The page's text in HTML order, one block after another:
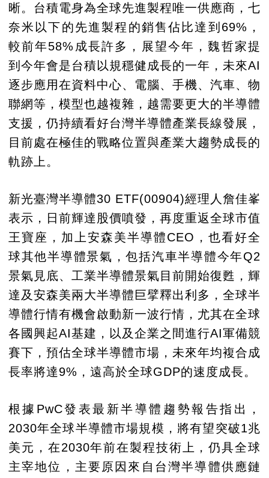
晰。台積電身為全球先進製程唯一供應商，七
奈米以下的先進製程的銷售佔比達到69%，
較前年58%成長許多，展望今年，魏哲家提
到今年會是台積以規穩健成長的一年，未來AI
逐步應用在資料中心、電腦、手機、汽車、物
聯網等，模型也越複雜，越需要更大的半導體
支援，仍持續看好台灣半導體產業長線發展，
目前處在極佳的戰略位置與產業大趨勢成長的
軌跡上。
新光臺灣半導體30 ETF(00904)經理人詹佳峯
表示，日前輝達股價噴發，再度重返全球市值
王寶座，加上安森美半導體CEO，也看好全
球其他半導體景氣，包括汽車半導體今年Q2
景氣見底、工業半導體景氣目前開始復甦，輝
達及安森美兩大半導體巨擘釋出利多，全球半
導體行情有機會啟動新一波行情，尤其在全球
各國興起AI基建，以及企業之間進行AI軍備競
賽下，預估全球半導體市場，未來年均複合成
長率將達9%，遠高於全球GDP的速度成長。
根據PwC發表最新半導體趨勢報告指出，
2030年全球半導體市場規模，將有望突破1兆
美元，在2030年前在製程技術上，仍具全球
主宰地位，主要原因來自台灣半導體供應鏈